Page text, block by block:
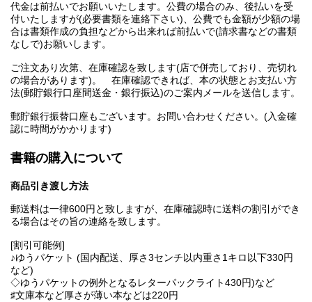
代金は前払いでお願いいたします。公費の場合のみ、後払いを受
付いたしますが(必要書類を連絡下さい)、公費でも金額が少額の場
合は書類作成の負担などから出来れば前払いで(請求書などの書類
なしで)お願いします。
ご注文あり次第、在庫確認を致します(店で併売しており、売切れ
の場合があります)。 在庫確認できれば、本の状態とお支払い方
法(郵貯銀行口座間送金・銀行振込)のご案内メールを送信します。
郵貯銀行振替口座もございます。お問い合わせください。(入金確
認に時間がかかります)
書籍の購入について
商品引き渡し方法
郵送料は一律600円と致しますが、在庫確認時に送料の割引ができ
る場合はその旨の連絡を致します。
[割引可能例]
♪ゆうパケット (国内配送、厚さ3センチ以内重さ1キロ以下330円
など)
◇ゆうパケットの例外となるレターパックライト430円)など
♯文庫本など厚さが薄い本などは220円